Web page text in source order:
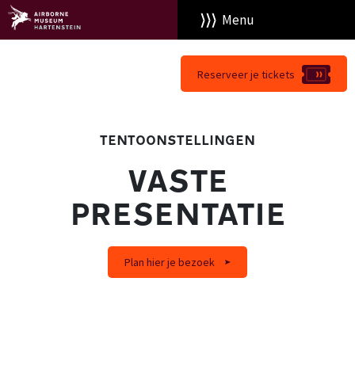
Menu
Reserveer je tickets
TENTOONSTELLINGEN
VASTE
PRESENTATIE
Plan hier je bezoek